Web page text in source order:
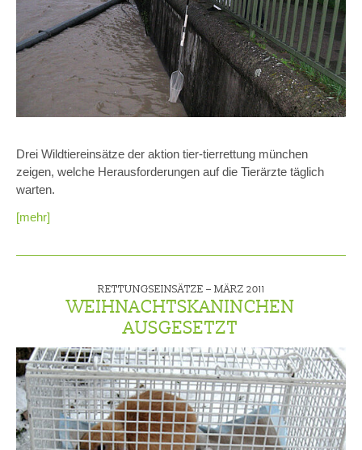
Drei Wildtiereinsätze der aktion tier-tierrettung münchen
zeigen, welche Herausforderungen auf die Tierärzte täglich
warten.
[mehr]
RETTUNGSEINSÄTZE – MÄRZ 2011
WEIHNACHTSKANINCHEN
AUSGESETZT